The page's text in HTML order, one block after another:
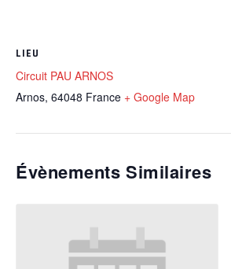
LIEU
Circuit PAU ARNOS
Arnos, 64048 France + Google Map
Évènements Similaires